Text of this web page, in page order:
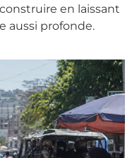
en laissant
aussi profonde.